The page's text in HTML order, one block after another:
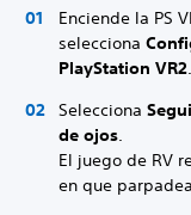
Enciende la PS
selecciona
PlayStation VR2.
Selecciona
de ojos.
El juego de RV
en que